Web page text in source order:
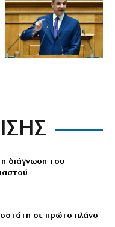
διάγνωση του
σε πρώτο πλάνο